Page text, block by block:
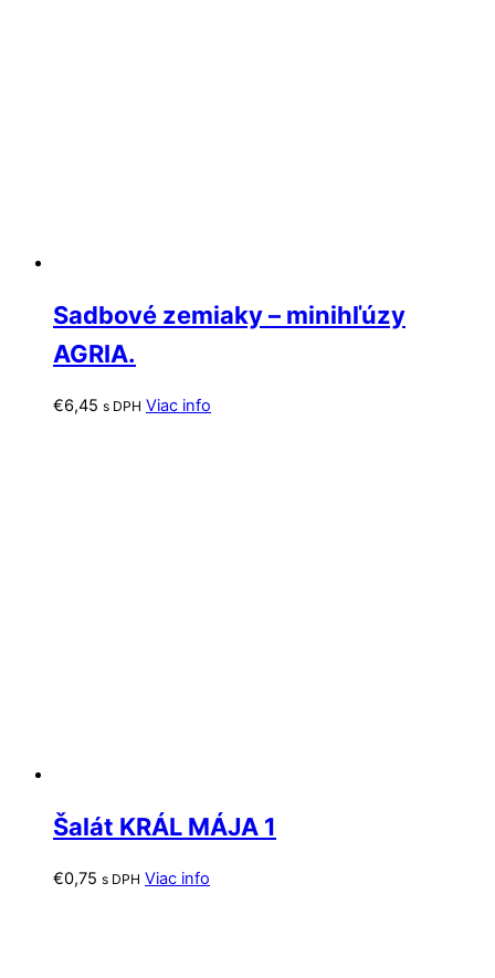
Sadbové zemiaky – minihľúzy
AGRIA.
€6,45 s DPH Viac info
Šalát KRÁL MÁJA 1
€0,75 s DPH Viac info